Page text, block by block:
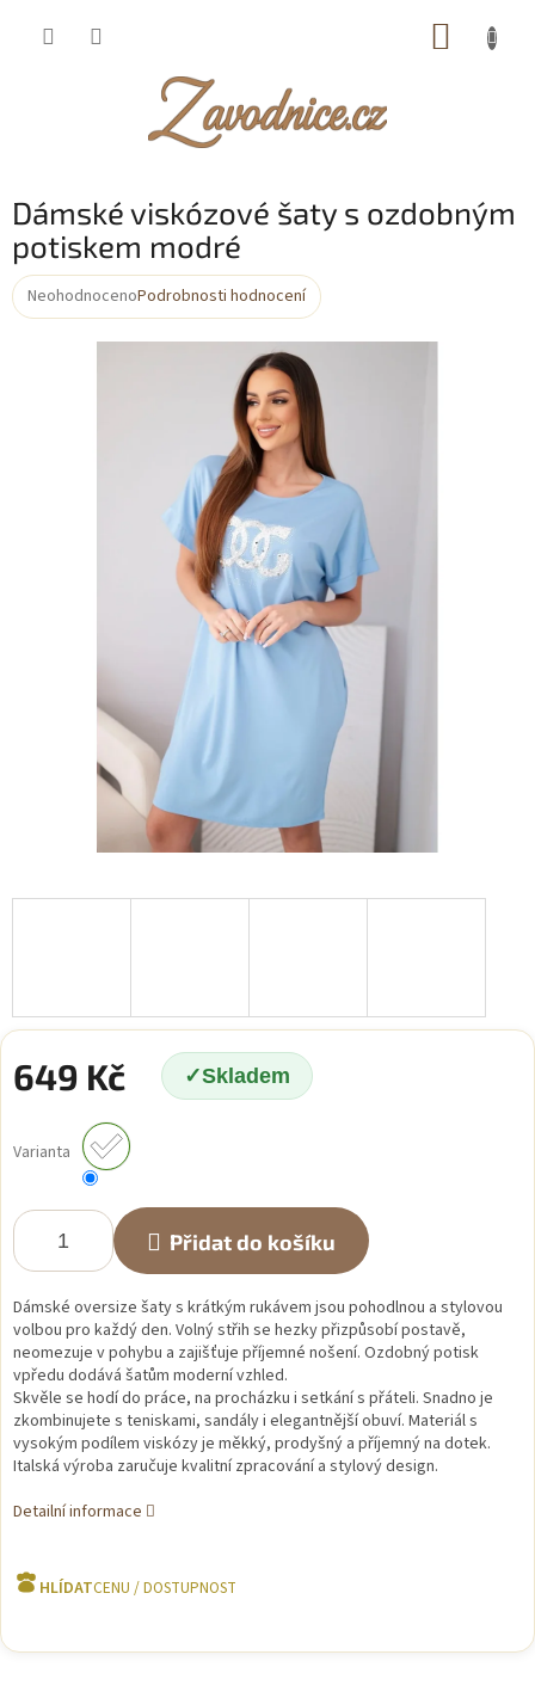
Dámské viskózové šaty s ozdobným
potiskem modré
Průměrné
NeohodnocenoPodrobnosti hodnocení
649 Kč Skladem
cena:
Varianta
Přidat do košíku
Dámské oversize šaty s krátkým rukávem jsou pohodlnou a stylovou
volbou pro každý den. Volný střih se hezky přizpůsobí postavě,
neomezuje v pohybu a zajišťuje příjemné nošení. Ozdobný potisk
vpředu dodává šatům moderní vzhled.
Skvěle se hodí do práce, na procházku i setkání s přáteli. Snadno je
zkombinujete s teniskami, sandály i elegantnější obuví. Materiál s
vysokým podílem viskózy je měkký, prodyšný a příjemný na dotek.
Italská výroba zaručuje kvalitní zpracování a stylový design.
Detailní informace
HLÍDAT